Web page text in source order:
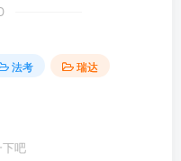
法考
瑞达
吧